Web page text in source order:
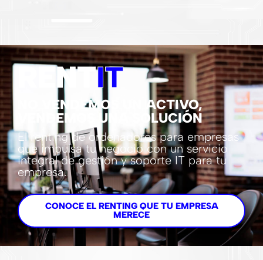
RENTIT
NO VENDEMOS UN ACTIVO,
VENDEMOS UNA SOLUCIÓN
El renting de ordenadores para empresas
que impulsa tu negocio con un servicio
integral de gestión y soporte IT para tu
empresa.
CONOCE EL RENTING QUE TU EMPRESA
MERECE